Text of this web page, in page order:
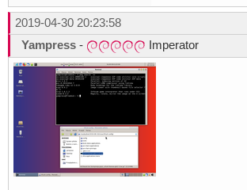
2019-04-30 20:23:58
Yampress - Imperator